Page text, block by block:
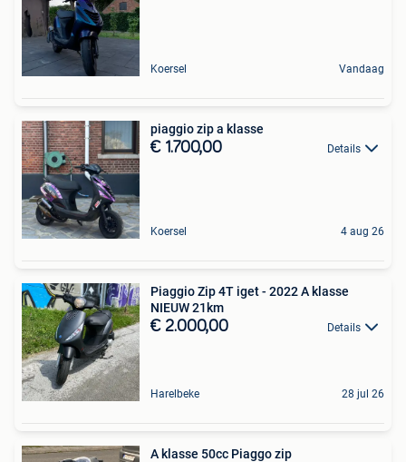
Koersel Vandaag
piaggio zip a klasse
€ 1.700,00 Details
Koersel 4 aug 26
Piaggio Zip 4T iget - 2022 A klasse
NIEUW 21km
€ 2.000,00 Details
Harelbeke 28 jul 26
A klasse 50cc Piaggo zip